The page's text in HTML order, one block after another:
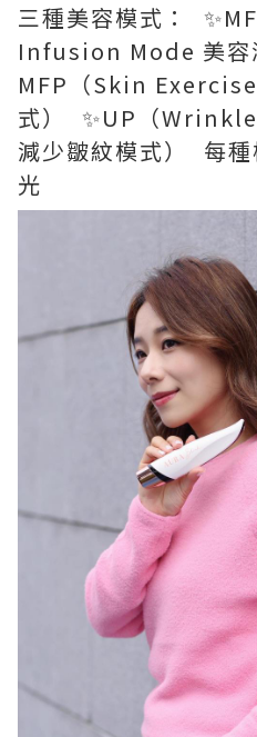
三種美容模式：
Infusion Mode 美容
MFP（Skin
式） ✨UP（
減少皺紋模式） 每
光